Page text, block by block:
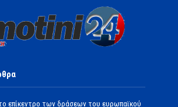
επίκεντρο των δράσεων του ευρωπαϊκού